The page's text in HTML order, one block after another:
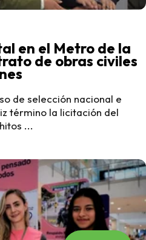
en el Metro de la
de obras civiles
de selección nacional e
término la licitación del
...